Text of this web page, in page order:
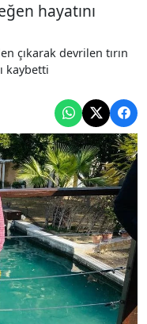
hayatını
çıkarak devrilen tırın
kaybetti